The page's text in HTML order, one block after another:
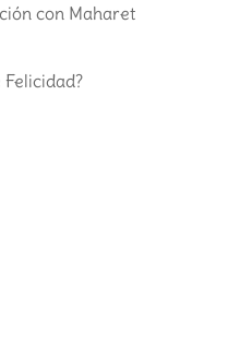
con Maharet
Felicidad?